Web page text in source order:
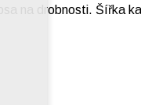
na drobnosti. Šířka